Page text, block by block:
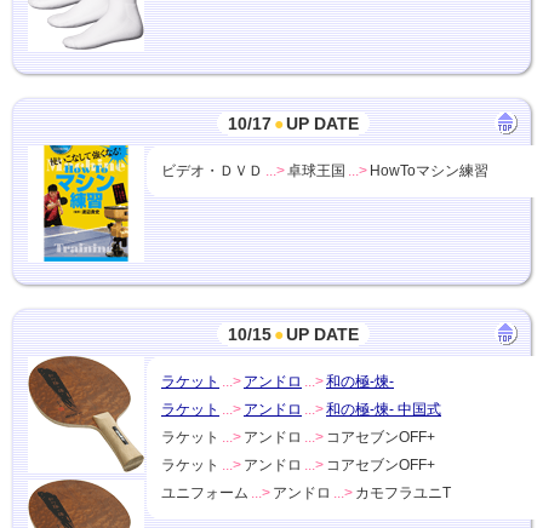
●
10/17 UP DATE
ビデオ・ＤＶＤ ...>卓球王国 ...> HowToマシン練習
●
10/15 UP DATE
ラケット ...> アンドロ ...>和の極-煉-
ラケット ...> アンドロ ...>和の極-煉- 中国式
ラケット ...> アンドロ ...> コアセブンOFF+
ラケット ...> アンドロ ...> コアセブンOFF+
ユニフォーム ...> アンドロ ...> カモフラユニT